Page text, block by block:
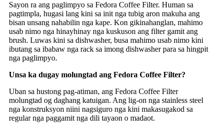
Sayon ra ang paglimpyo sa Fedora Coffee Filter. Human sa
pagtimpla, hugasi lang kini sa init nga tubig aron makuha ang
bisan unsang nahabilin nga kape. Kon gikinahanglan, mahimo
usab nimo nga hinayhinay nga kuskuson ang filter gamit ang
brush. Luwas kini sa dishwasher, busa mahimo usab nimo kini
ibutang sa ibabaw nga rack sa imong dishwasher para sa hingpit
nga paglimpyo.
Unsa ka dugay molungtad ang Fedora Coffee Filter?
Uban sa hustong pag-atiman, ang Fedora Coffee Filter
molungtad og daghang katuigan. Ang lig-on nga stainless steel
nga konstruksyon niini nagsiguro nga kini makasugakod sa
regular nga paggamit nga dili tayaon o madaot.